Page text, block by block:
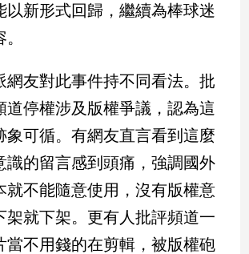
以新形式回歸，繼續為棒球迷
網友對此事件持不同看法。批
道停權涉及版權爭議，認為這
象可循。有網友直言看到這麼
識的留言感到頭痛，強調國外
就不能隨意使用，沒有版權意
架就下架。更有人批評頻道一
當不用錢的在剪輯，被版權砲